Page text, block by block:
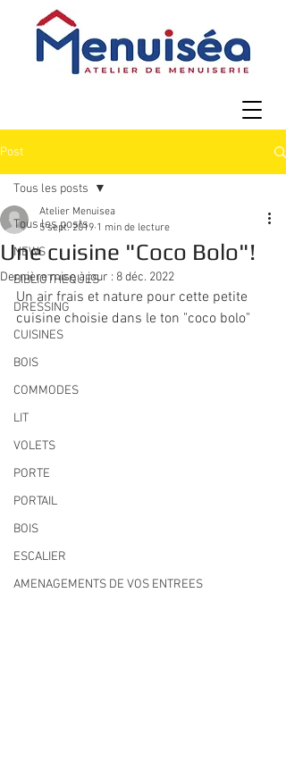
Post
Tous les posts
NEWS
BIBLIOTHEQUES
DRESSING
CUISINES
BOIS
COMMODES
LIT
VOLETS
PORTE
PORTAIL
BOIS
ESCALIER
AMENAGEMENTS DE VOS ENTREES
Tous les posts
Une cuisine "Coco Bolo"!
Atelier Menuisea
5 sept. 2019 1 min de lecture
Dernière mise à jour : 8 déc. 2022
Un air frais et nature pour cette petite
cuisine choisie dans le ton "coco bolo"